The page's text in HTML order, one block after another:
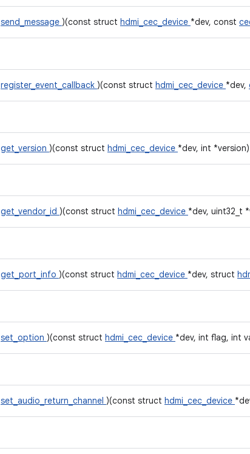
send_message )(const struct hdmi_cec_device *dev, const
register_event_callback )(const struct hdmi_cec_device *dev,
get_version )(const struct hdmi_cec_device *dev, int *version)
get_vendor_id )(const struct hdmi_cec_device *dev, uint32_t
get_port_info )(const struct hdmi_cec_device *dev, struct
set_option )(const struct hdmi_cec_device *dev, int flag, int
set_audio_return_channel )(const struct hdmi_cec_device